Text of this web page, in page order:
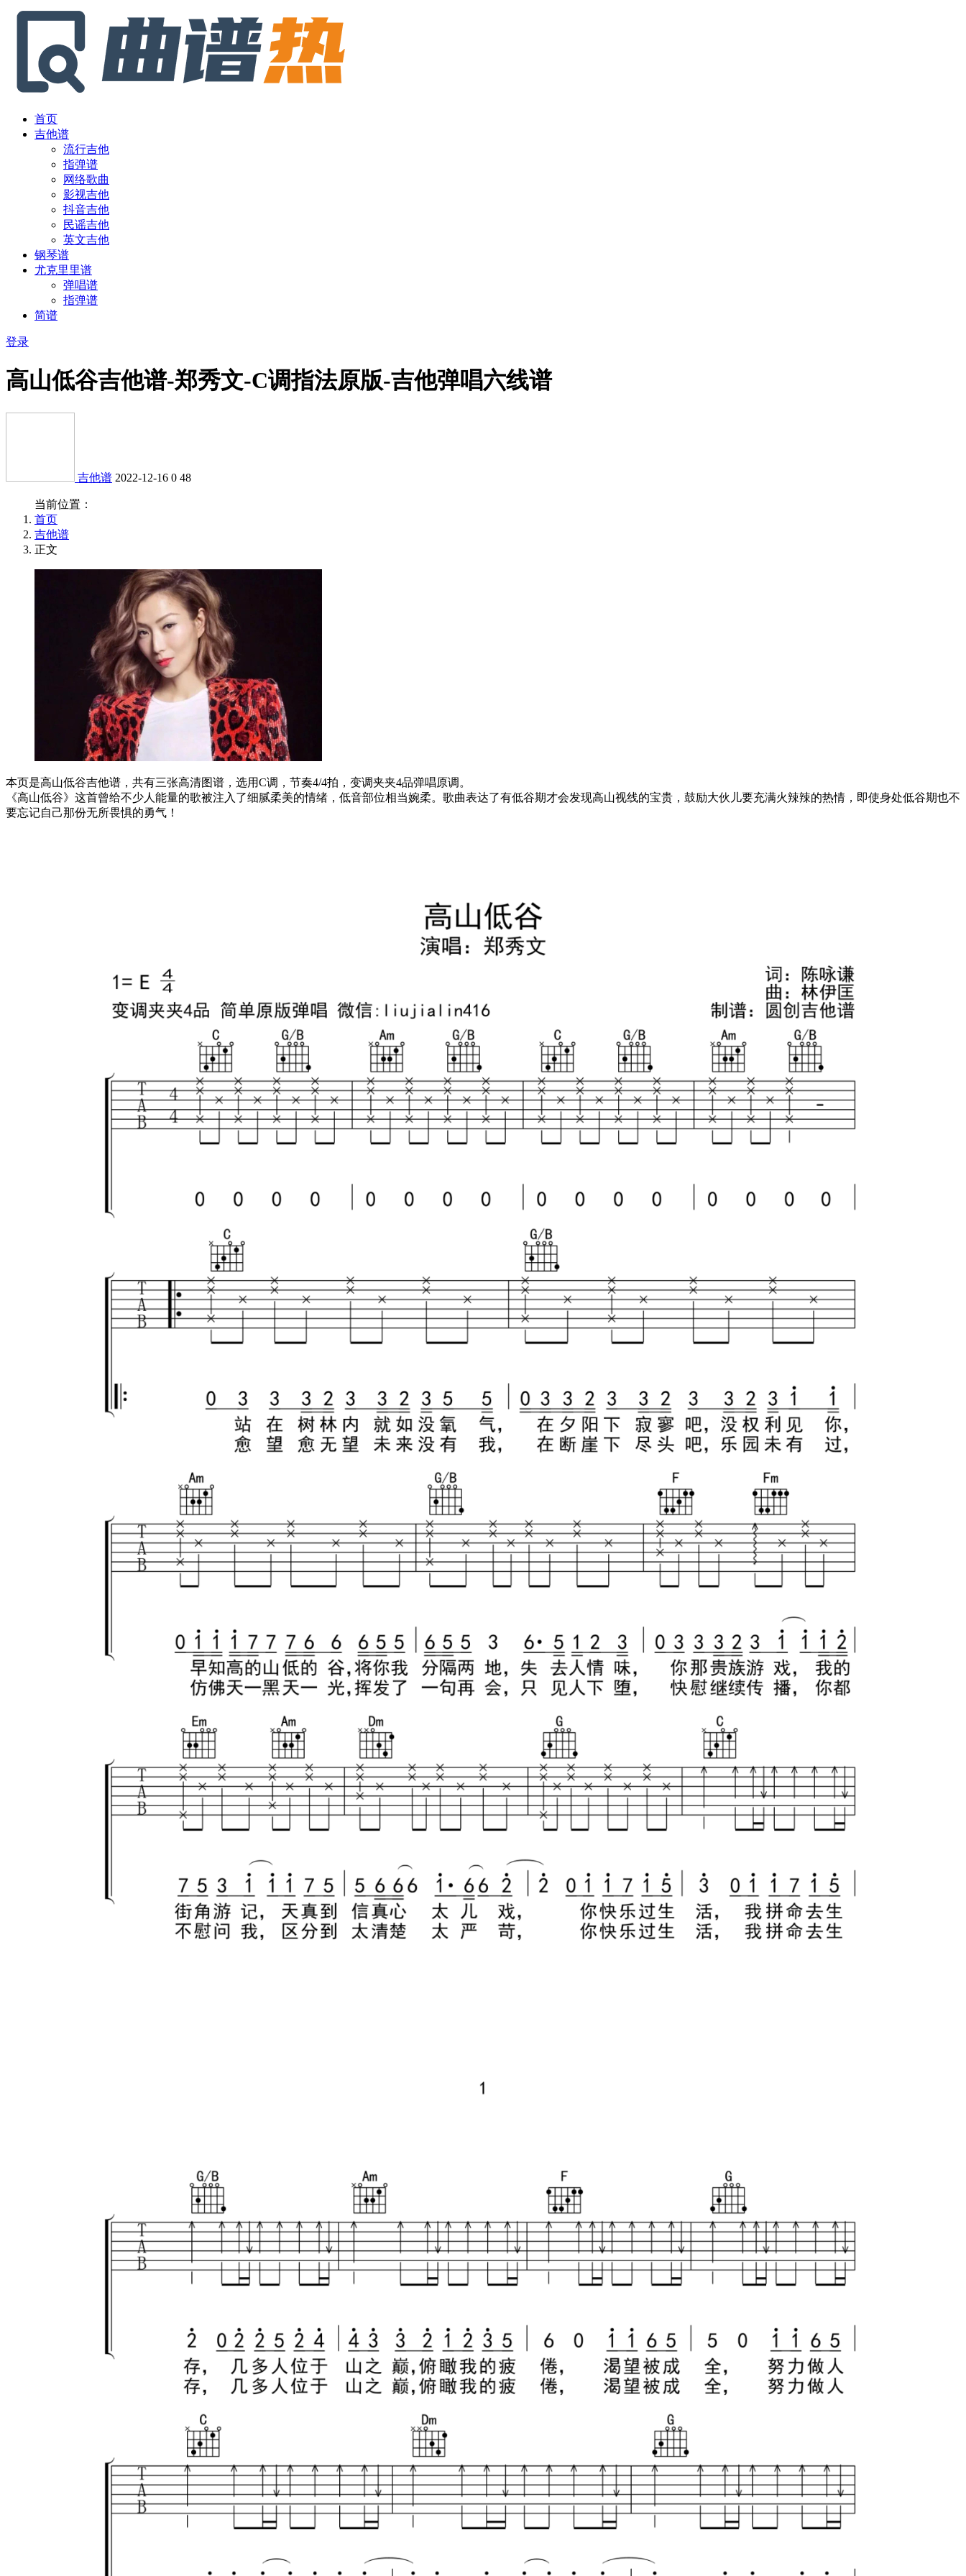
首页
吉他谱
流行吉他
指弹谱
网络歌曲
影视吉他
抖音吉他
民谣吉他
英文吉他
钢琴谱
尤克里里谱
弹唱谱
指弹谱
简谱
登录
高山低谷吉他谱-郑秀文-C调指法原版-吉他弹唱六线谱
吉他谱 2022-12-16 0 48
当前位置：
首页
吉他谱
正文
本页是高山低谷吉他谱，共有三张高清图谱，选用C调，节奏4/4拍，变调夹夹4品弹唱原调。
《高山低谷》这首曾给不少人能量的歌被注入了细腻柔美的情绪，低音部位相当婉柔。歌曲表达了有低谷期才会发现高山视线的宝贵，鼓励大伙儿要充满火辣辣的热情，即使身处低谷期也不
要忘记自己那份无所畏惧的勇气！